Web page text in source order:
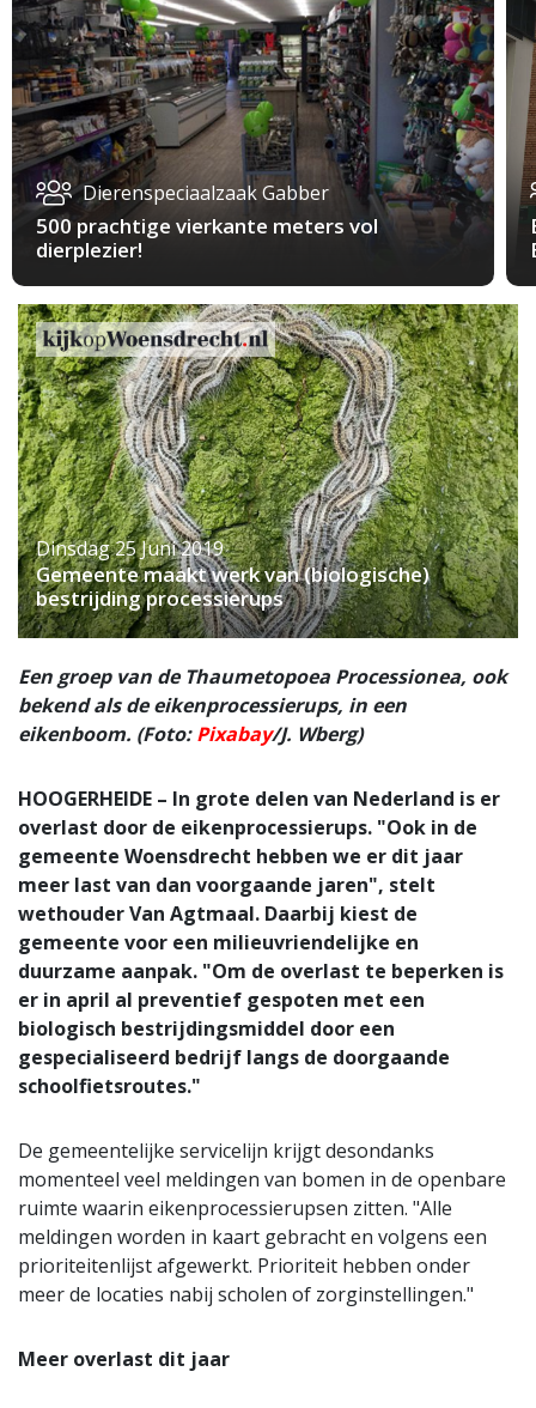
Dierenspeciaalzaak Gabber
500 prachtige vierkante meters vol
dierplezier!
Dinsdag 25 Juni 2019
Gemeente maakt werk van (biologische)
bestrijding processierups
Een groep van de Thaumetopoea Processionea, ook
bekend als de eikenprocessierups, in een
eikenboom. (Foto:Pixabay/J. Wberg)
HOOGERHEIDE – In grote delen van Nederland is er
overlast door de eikenprocessierups. "Ook in de
gemeente Woensdrecht hebben we er dit jaar
meer last van dan voorgaande jaren", stelt
wethouder Van Agtmaal. Daarbij kiest de
gemeente voor een milieuvriendelijke en
duurzame aanpak. "Om de overlast te beperken is
er in april al preventief gespoten met een
biologisch bestrijdingsmiddel door een
gespecialiseerd bedrijf langs de doorgaande
schoolfietsroutes."
De gemeentelijke servicelijn krijgt desondanks
momenteel veel meldingen van bomen in de openbare
ruimte waarin eikenprocessierupsen zitten. "Alle
meldingen worden in kaart gebracht en volgens een
prioriteitenlijst afgewerkt. Prioriteit hebben onder
meer de locaties nabij scholen of zorginstellingen."
Meer overlast dit jaar